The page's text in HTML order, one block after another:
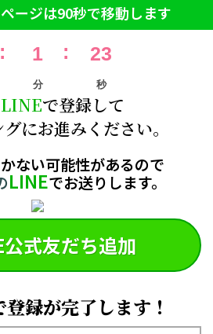
ージは90秒で移動します
1
分
23
秒
LINEで登録して
にお進みください。
ない可能性があるので
LINEでお送りします。
式友だち追加
録が完了します！